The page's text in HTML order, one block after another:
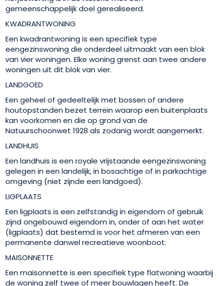
gemeenschappelijk doel gerealiseerd.
KWADRANTWONING
Een kwadrantwoning is een specifiek type
eengezinswoning die onderdeel uitmaakt van een blok
van vier woningen. Elke woning grenst aan twee andere
woningen uit dit blok van vier.
LANDGOED
Een geheel of gedeeltelijk met bossen of andere
houtopstanden bezet terrein waarop een buitenplaats
kan voorkomen en die op grond van de
Natuurschoonwet 1928 als zodanig wordt aangemerkt.
LANDHUIS
Een landhuis is een royale vrijstaande eengezinswoning
gelegen in een landelijk, in bosachtige of in parkachtige
omgeving (niet zijnde een landgoed).
LIGPLAATS
Een ligplaats is een zelfstandig in eigendom of gebruik
zijnd ongebouwd eigendom in, onder of aan het water
(ligplaats) dat bestemd is voor het afmeren van een
permanente danwel recreatieve woonboot.
MAISONNETTE
Een maisonnette is een specifiek type flatwoning waarbij
de woning zelf twee of meer bouwlagen heeft. De